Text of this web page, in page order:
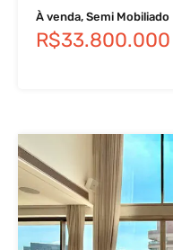
À venda, Semi Mobiliado
R$33.800.000